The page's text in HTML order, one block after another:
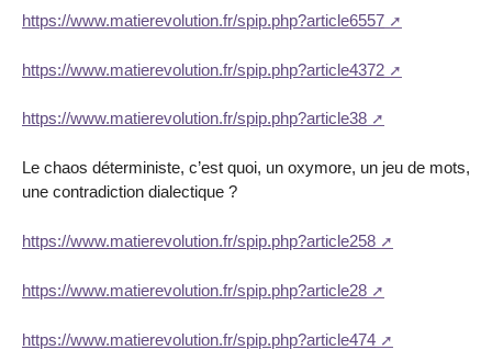
https://www.matierevolution.fr/spip.php?article6557
https://www.matierevolution.fr/spip.php?article4372
https://www.matierevolution.fr/spip.php?article38
Le chaos déterministe, c’est quoi, un oxymore, un jeu de mots,
une contradiction dialectique ?
https://www.matierevolution.fr/spip.php?article258
https://www.matierevolution.fr/spip.php?article28
https://www.matierevolution.fr/spip.php?article474